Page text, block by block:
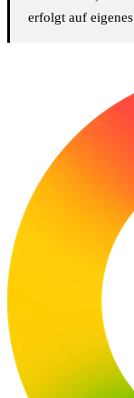
erfolgt auf